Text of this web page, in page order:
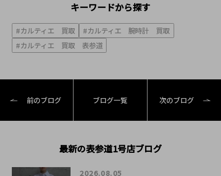
キーワードから探す
#カルティエ 買取
#カルティエ 腕時計 買取
#カルティエ 買取 表参道
前のブログ ブログ一覧 次のブログ
最新の表参道1号店ブログ
2026.08.05